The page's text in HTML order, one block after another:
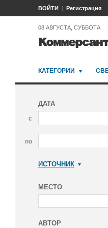
ВОЙТИ Регистрация
08 АВГУСТА, СУББОТА
КАТЕГОРИИ
ДАТА
с
по
ИСТОЧНИК
МЕСТО
АВТОР